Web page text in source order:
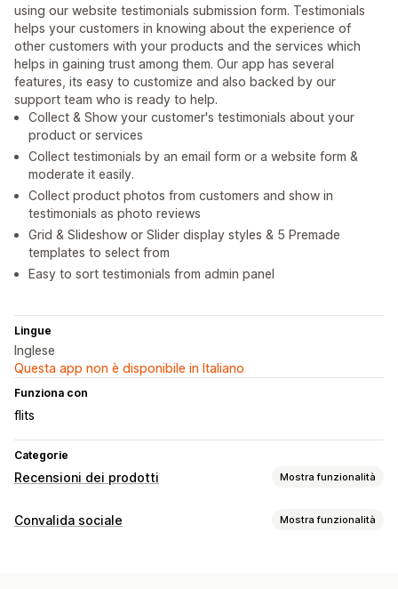
using our website testimonials submission form. Testimonials
helps your customers in knowing about the experience of
other customers with your products and the services which
helps in gaining trust among them. Our app has several
features, its easy to customize and also backed by our
support team who is ready to help.
Collect & Show your customer's testimonials about your
product or services
Collect testimonials by an email form or a website form &
moderate it easily.
Collect product photos from customers and show in
testimonials as photo reviews
Grid & Slideshow or Slider display styles & 5 Premade
templates to select from
Easy to sort testimonials from admin panel
Lingue
Inglese
Questa app non è disponibile in Italiano
Funziona con
flits
Categorie
Recensioni dei prodotti Mostra funzionalità
Opzioni di visualizzazione
Convalida sociale Mostra funzionalità